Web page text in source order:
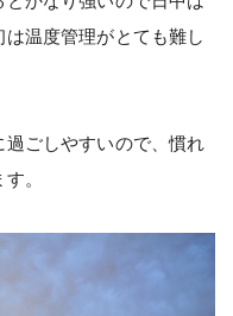
温度管理がとても難し
ごしやすいので、慣れ
。